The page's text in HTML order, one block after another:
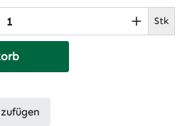
den gewünschten Stk